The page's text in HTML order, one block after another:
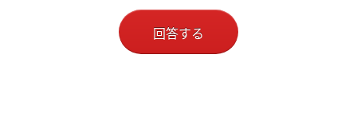
回答する